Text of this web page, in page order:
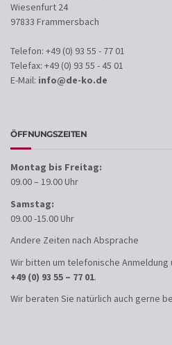
Wiesenfurt 24
97833 Frammersbach
Telefon: +49 (0) 93 55 - 77 01
Telefax: +49 (0) 93 55 - 45 01
E-Mail: info@de-ko.de
ÖFFNUNGSZEITEN
Montag bis Freitag:
09.00 – 19.00 Uhr
Samstag:
09.00 -15.00 Uhr
Andere Zeiten nach Absprache
Wir bitten um telefonische Anmeldung
+49 (0) 93 55 – 77 01.
Wir beraten Sie natürlich auch gerne